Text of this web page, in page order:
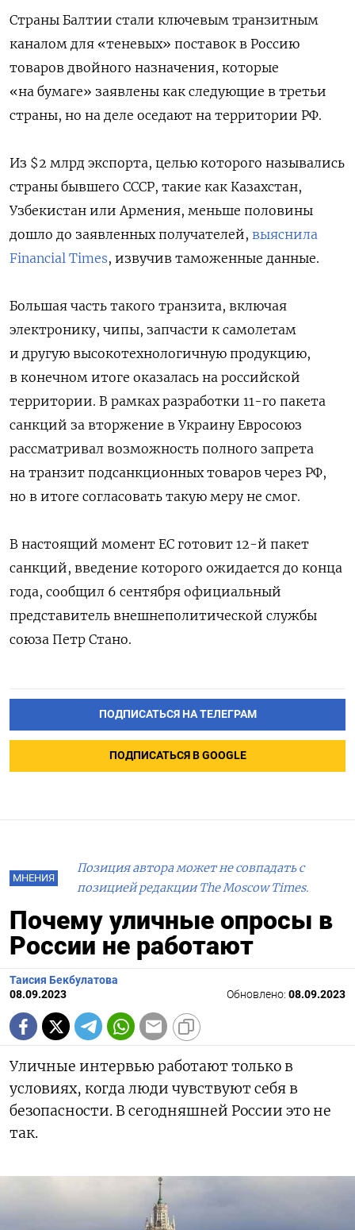
Страны Балтии стали ключевым транзитным
каналом для «теневых» поставок в Россию
товаров двойного назначения, которые
«на бумаге» заявлены как следующие в третьи
страны, но на деле оседают на территории РФ.
Из $2 млрд экспорта, целью которого назывались
страны бывшего СССР, такие как Казахстан,
Узбекистан или Армения, меньше половины
дошло до заявленных получателей, выяснила
Financial Times, извучив таможенные данные.
Большая часть такого транзита, включая
электронику, чипы, запчасти к самолетам
и другую высокотехнологичную продукцию,
в конечном итоге оказалась на российской
территории. В рамках разработки 11-го пакета
санкций за вторжение в Украину Евросоюз
рассматривал возможность полного запрета
на транзит подсанкционных товаров через РФ,
но в итоге согласовать такую меру не смог.
В настоящий момент ЕС готовит 12-й пакет
санкций, введение которого ожидается до конца
года, сообщил 6 сентября официальный
представитель внешнеполитической службы
союза Петр Стано.
ПОДПИСАТЬСЯ НА ТЕЛЕГРАМ
ПОДПИСАТЬСЯ В GOOGLE
МНЕНИЯ
Позиция автора может не совпадать с
позицией редакции The Moscow Times.
Почему уличные опросы в
России не работают
Таисия Бекбулатова
08.09.2023
Обновлено: 08.09.2023
Уличные интервью работают только в
условиях, когда люди чувствуют себя в
безопасности. В сегодняшней России это не
так.